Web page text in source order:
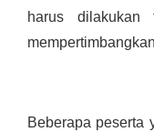
harus dilakukan
Beberapa peserta